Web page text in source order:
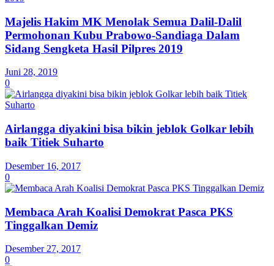
Majelis Hakim MK Menolak Semua Dalil-Dalil
Permohonan Kubu Prabowo-Sandiaga Dalam
Sidang Sengketa Hasil Pilpres 2019
Juni 28, 2019
0
Airlangga diyakini bisa bikin jeblok Golkar lebih
baik Titiek Suharto
Desember 16, 2017
0
Membaca Arah Koalisi Demokrat Pasca PKS
Tinggalkan Demiz
Desember 27, 2017
0